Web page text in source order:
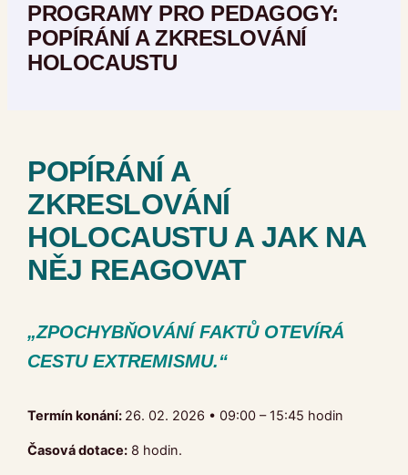
PROGRAMY PRO PEDAGOGY:
POPÍRÁNÍ A ZKRESLOVÁNÍ
HOLOCAUSTU
POPÍRÁNÍ A
ZKRESLOVÁNÍ
HOLOCAUSTU A JAK NA
NĚJ REAGOVAT
„ZPOCHYBŇOVÁNÍ FAKTŮ OTEVÍRÁ
CESTU EXTREMISMU.“
Termín konání: 26. 02. 2026 • 09:00 – 15:45 hodin
Časová dotace: 8 hodin.